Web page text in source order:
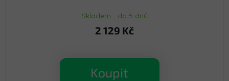
Skladem - do 5 dnů
2 129 Kč
Koupit